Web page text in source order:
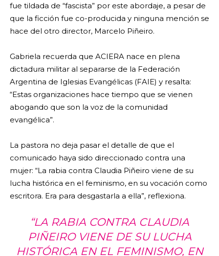
fue tildada de “fascista” por este abordaje, a pesar de
que la ficción fue co-producida y ninguna mención se
hace del otro director, Marcelo Piñeiro.
Gabriela recuerda que ACIERA nace en plena
dictadura militar al separarse de la Federación
Argentina de Iglesias Evangélicas (FAIE) y resalta:
“Estas organizaciones hace tiempo que se vienen
abogando que son la voz de la comunidad
evangélica”.
La pastora no deja pasar el detalle de que el
comunicado haya sido direccionado contra una
mujer: “La rabia contra Claudia Piñeiro viene de su
lucha histórica en el feminismo, en su vocación como
escritora. Era para desgastarla a ella”, reflexiona.
“LA RABIA CONTRA CLAUDIA
PIÑEIRO VIENE DE SU LUCHA
HISTÓRICA EN EL FEMINISMO, EN